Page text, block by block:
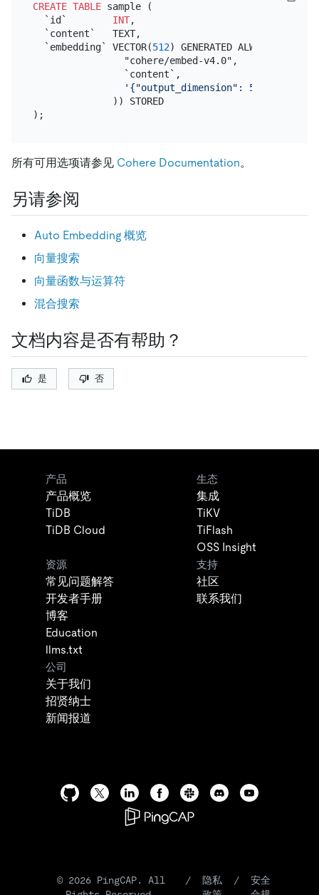
CREATE TABLE sample (
  `id`
INT,
  `content`   TEXT,
  `embedding` VECTOR(
512) GENERATED ALWAYS
                "cohere/embed-v4.0",
                `content`,
'{"output_dimension": 512}'
              )) STORED
所有可用选项请参见 Cohere Documentation。
另请参阅
Auto Embedding 概览
向量搜索
向量函数与运算符
混合搜索
文档内容是否有帮助？
是 否
产品
产品概览
TiDB
TiDB Cloud
生态
集成
TiKV
TiFlash
OSS Insight
资源
常见问题解答
开发者手册
博客
Education
llms.txt
支持
社区
联系我们
公司
关于我们
招贤纳士
新闻报道
© 2026 PingCAP. All
/
隐私
/
安全